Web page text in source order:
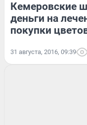
Кемеровские
деньги на
покупки
31 августа, 2016, 09:39